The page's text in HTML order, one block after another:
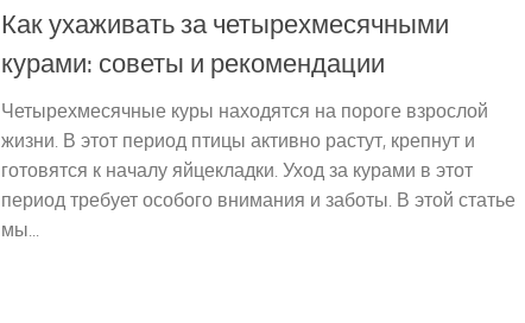
Как ухаживать за четырехмесячными
курами: советы и рекомендации
Четырехмесячные куры находятся на пороге взрослой
жизни. В этот период птицы активно растут, крепнут и
готовятся к началу яйцекладки. Уход за курами в этот
период требует особого внимания и заботы. В этой статье
мы...